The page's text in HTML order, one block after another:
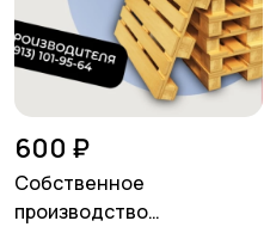
600 ₽
Собственное
производство